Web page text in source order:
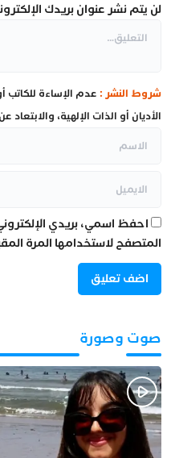
لن يتم نشر عنوان بريدك
شروط النشر : عدم الإساءة
الأديان أو الذات الإلهية،
احفظ اسمي، بريدي
المتصفح لاستخدامها المرة
صوت وصورة